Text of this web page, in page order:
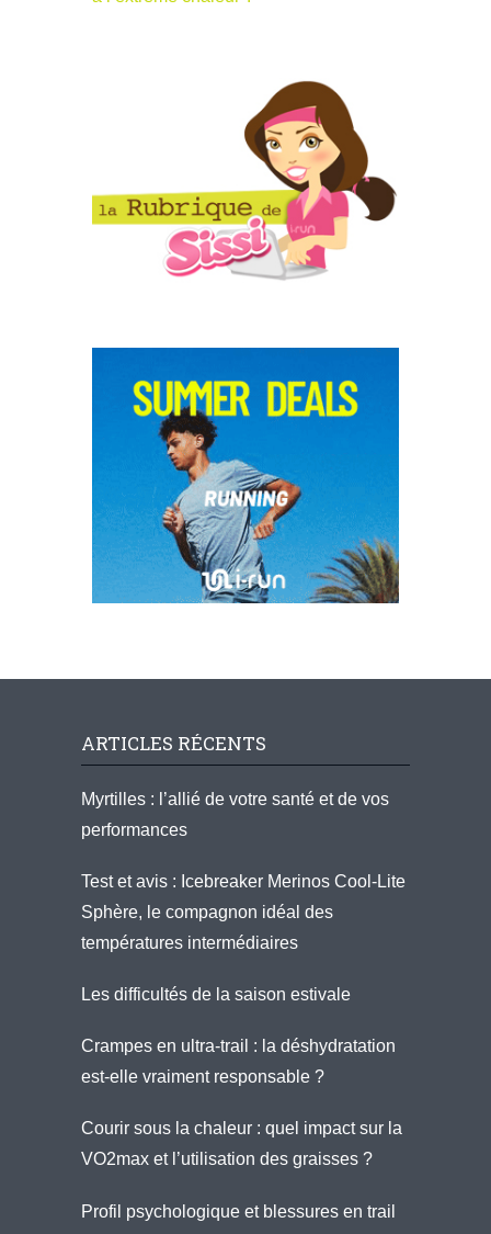
ARTICLES RÉCENTS
Myrtilles : l’allié de votre santé et de vos
performances
Test et avis : Icebreaker Merinos Cool-Lite
Sphère, le compagnon idéal des
températures intermédiaires
Les difficultés de la saison estivale
Crampes en ultra-trail : la déshydratation
est-elle vraiment responsable ?
Courir sous la chaleur : quel impact sur la
VO2max et l’utilisation des graisses ?
Profil psychologique et blessures en trail